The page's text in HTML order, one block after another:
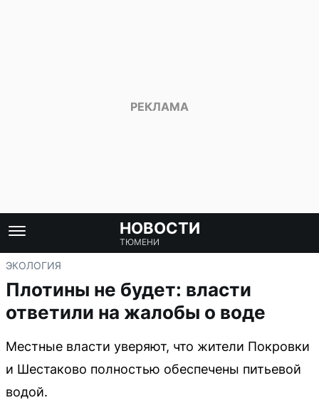
НОВОСТИ
ТЮМЕНИ
ЭКОЛОГИЯ
Плотины не будет: власти
ответили на жалобы о воде
Местные власти уверяют, что жители Покровки
и Шестаково полностью обеспечены питьевой
водой.